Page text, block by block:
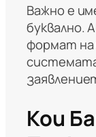
Важно е
буквално.
формат на
Кои